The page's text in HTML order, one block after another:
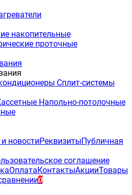
накопительные
проточные
Сплит-системы
Напольно-потолочные
новостиРеквизитыПубличная
соглашение
ОплатаКонтактыАкцииТовары
0